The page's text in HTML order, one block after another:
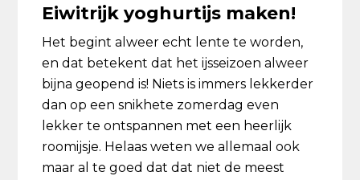
Eiwitrijk yoghurtijs maken!
Het begint alweer echt lente te worden,
en dat betekent dat het ijsseizoen alweer
bijna geopend is! Niets is immers lekkerder
dan op een snikhete zomerdag even
lekker te ontspannen met een heerlijk
roomijsje. Helaas weten we allemaal ook
maar al te goed dat dat niet de meest